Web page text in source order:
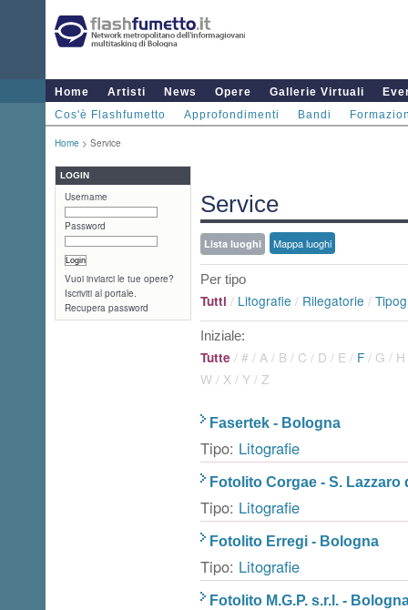
Home Artisti News Opere Gallerie Virtuali
Cos'è Flashfumetto
Approfondimenti Bandi
Home > Service
LOGIN
Username
Password
Vuoi inviarci le tue opere?
Iscriviti al portale.
Recupera password
Service
Lista luoghi Mappa luoghi
Per tipo
Tutti / Litografie / Rilegatorie /
Iniziale:
Tutte / # / A / B / C / D / E / F / G / H
W / X / Y / Z
Fasertek - Bologna
Tipo: Litografie
Fotolito Corgae - S. Lazzaro
Tipo: Litografie
Fotolito Erregi - Bologna
Tipo: Litografie
Fotolito M.G.P. s.r.l. -